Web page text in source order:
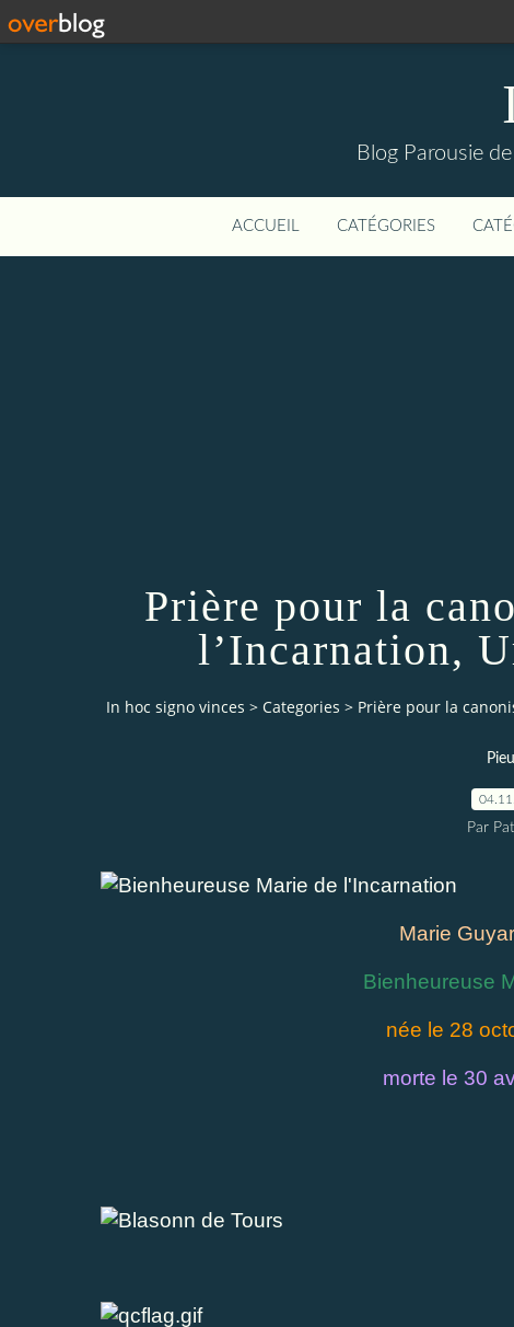
Blog Parousie
ACCUEIL CATÉGORIES
Prière pour la
l’Incarnation,
In hoc signo vinces > Categories > Prière pour la
Par
Marie
Bienheureuse
née le 28
morte le 30